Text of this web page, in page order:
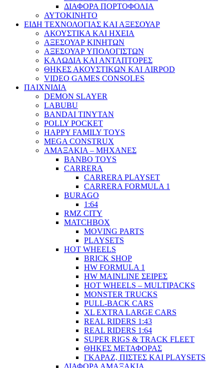
ΔΙΑΦΟΡΑ ΠΟΡΤΟΦΟΛΙΑ
ΑΥΤΟΚΙΝΗΤΟ
ΕΙΔΗ ΤΕΧΝΟΛΟΓΙΑΣ ΚΑΙ ΑΞΕΣΟΥΑΡ
ΑΚΟΥΣΤΙΚΑ ΚΑΙ ΗΧΕΙΑ
ΑΞΕΣΟΥΑΡ ΚΙΝΗΤΩΝ
ΑΞΕΣΟΥΑΡ ΥΠΟΛΟΓΙΣΤΩΝ
ΚΑΛΩΔΙΑ ΚΑΙ ΑΝΤΑΠΤΟΡΕΣ
ΘΗΚΕΣ ΑΚΟΥΣΤΙΚΩΝ ΚΑΙ AIRPOD
VIDEO GAMES CONSOLES
ΠΑΙΧΝΙΔΙΑ
DEMON SLAYER
LABUBU
BANDAI TINYTAN
POLLY POCKET
HAPPY FAMILY TOYS
MEGA CONSTRUX
ΑΜΑΞΑΚΙΑ – ΜΗΧΑΝΕΣ
BANBO TOYS
CARRERA
CARRERA PLAYSET
CARRERA FORMULA 1
BURAGO
1:64
RMZ CITY
MATCHBOX
MOVING PARTS
PLAYSETS
HOT WHEELS
BRICK SHOP
HW FORMULA 1
HW MAINLINE ΣΕΙΡΕΣ
HOT WHEELS – MULTIPACKS
MONSTER TRUCKS
PULL-BACK CARS
XL EXTRA LARGE CARS
REAL RIDERS 1:43
REAL RIDERS 1:64
SUPER RIGS & TRACK FLEET
ΘΗΚΕΣ ΜΕΤΑΦΟΡΑΣ
ΓΚΑΡΑΖ, ΠΙΣΤΕΣ ΚΑΙ PLAYSETS